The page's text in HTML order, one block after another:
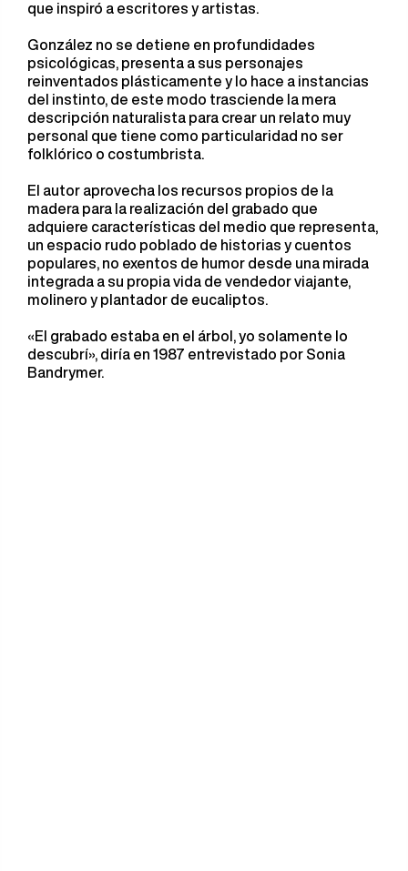
que inspiró a escritores y artistas.
González no se detiene en profundidades
psicológicas, presenta a sus personajes
reinventados plásticamente y lo hace a instancias
del instinto, de este modo trasciende la mera
descripción naturalista para crear un relato muy
personal que tiene como particularidad no ser
folklórico o costumbrista.
El autor aprovecha los recursos propios de la
madera para la realización del grabado que
adquiere características del medio que representa,
un espacio rudo poblado de historias y cuentos
populares, no exentos de humor desde una mirada
integrada a su propia vida de vendedor viajante,
molinero y plantador de eucaliptos.
«El grabado estaba en el árbol, yo solamente lo
descubrí», diría en 1987 entrevistado por Sonia
Bandrymer.